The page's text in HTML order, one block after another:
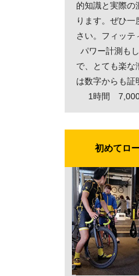
的知識と実際の
ります。ぜひ
さい。フィッテ
パワー計測も
で、とても楽な
は数字からも証
1時間 7,000
初めてロ